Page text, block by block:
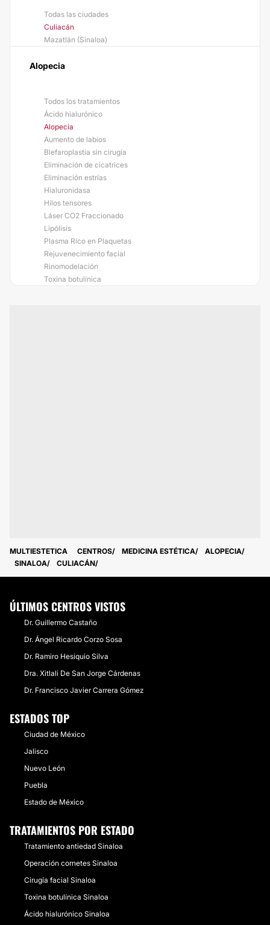
Todas las ciudades
Culiacán
Mazatlán (Sinaloa)
Alopecia
Todos los tratamientos
Ácido hialurónico
Alopecia
Aumento de labios
Blefaroplastia sin cirugía
Eliminación de cicatrices
Eliminación estrías
Hialuronidasa
Hilos tensores
Láser CO2 Fraccionado
Lipólisis
Plasma Rico en Plaquetas
Rejuvenecimiento facial
Rinomodelación
Toxina botulínica
MULTIESTETICA CENTROS MEDICINA ESTÉTICA
ALOPECIA
SINALOA
CULIACÁN
ÚLTIMOS CENTROS VISTOS
Dr. Guillermo Castaño
Dr. Ángel Ricardo Corzo Sosa
Dr. Ramiro Hesiquio Silva
Dra. Xitlali De San Jorge Cárdenas
Dr. Francisco Javier Carrera Gómez
ESTADOS TOP
Ciudad de México
Jalisco
Nuevo León
Puebla
Estado de México
TRATAMIENTOS POR ESTADO
Tratamiento antiedad Sinaloa
Operación cornetes Sinaloa
Cirugía facial Sinaloa
Toxina botulínica Sinaloa
Ácido hialurónico Sinaloa